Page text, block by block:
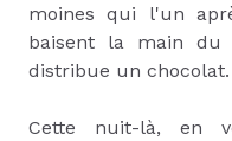
moines qui l'un
baisent la main
distribue un chocolat.
Cette nuit-là, en